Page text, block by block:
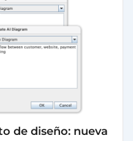
de diseño: nueva